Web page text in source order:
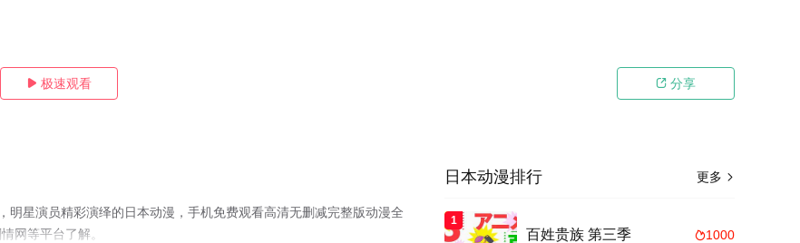
 极速观看  分享
星演员精彩演绎的日本动漫，手机免费观看高清无删减完整版动漫全
网等平台了解。
更多 
日本动漫排行
1
1000
百姓贵族 第三季